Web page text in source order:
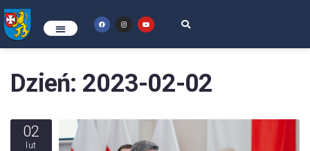
Dzień: 2023-02-02
02
lut